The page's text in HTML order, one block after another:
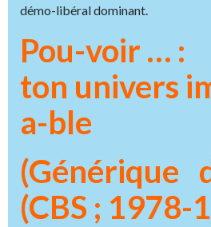
démo-libéral dominant.
Pou-voir … :
ton univers
a-ble
(Générique
(CBS ; 1978-